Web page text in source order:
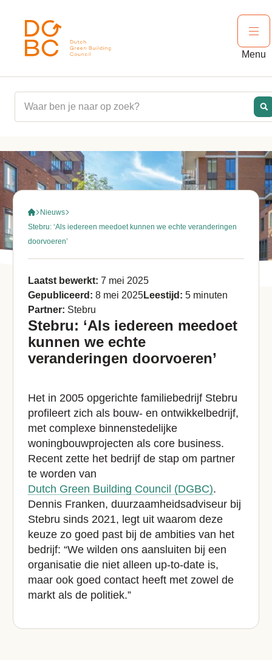
Menu
Nieuws
Stebru: ‘Als iedereen meedoet kunnen we echte veranderingen
doorvoeren’
Laatst bewerkt:7 mei 2025
Gepubliceerd:8 mei 2025Leestijd:5 minuten
Partner: Stebru
Stebru: ‘Als iedereen meedoet
kunnen we echte
veranderingen doorvoeren’
Het in 2005 opgerichte familiebedrijf Stebru
profileert zich als bouw- en ontwikkelbedrijf,
met complexe binnenstedelijke
woningbouwprojecten als core business.
Recent zette het bedrijf de stap om partner
te worden van
Dutch Green Building Council (DGBC).
Dennis Franken, duurzaamheidsadviseur bij
Stebru sinds 2021, legt uit waarom deze
keuze zo goed past bij de ambities van het
bedrijf: “We wilden ons aansluiten bij een
organisatie die niet alleen up-to-date is,
maar ook goed contact heeft met zowel de
markt als de politiek.”